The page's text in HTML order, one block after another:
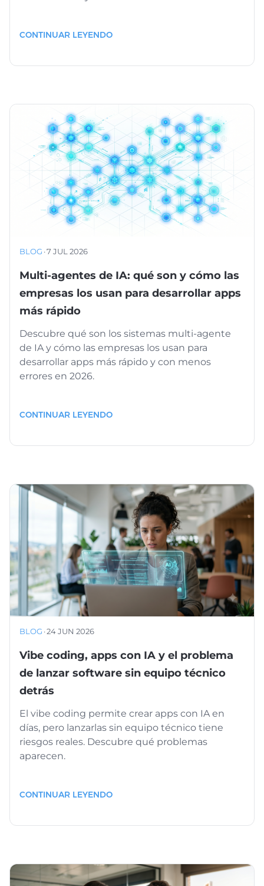
CONTINUAR LEYENDO
BLOG ·7 JUL 2026
Multi-agentes de IA: qué son y cómo las
empresas los usan para desarrollar apps
más rápido
Descubre qué son los sistemas multi-agente
de IA y cómo las empresas los usan para
desarrollar apps más rápido y con menos
errores en 2026.
CONTINUAR LEYENDO
BLOG ·24 JUN 2026
Vibe coding, apps con IA y el problema
de lanzar software sin equipo técnico
detrás
El vibe coding permite crear apps con IA en
días, pero lanzarlas sin equipo técnico tiene
riesgos reales. Descubre qué problemas
aparecen.
CONTINUAR LEYENDO